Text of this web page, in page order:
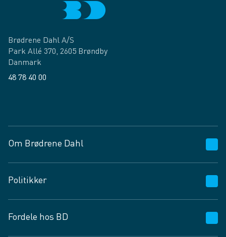
Brødrene Dahl A/S
Park Allé 370, 2605 Brøndby
Danmark
48 78 40 00
Om Brødrene Dahl
Vagttelefon 30 10 89 89
Spørgsmål og svar
Job og karriere
Politikker
Privatlivspolitik
Fordele hos BD